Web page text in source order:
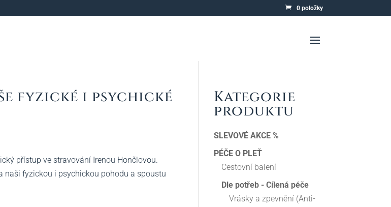
0 položky
fyzické i psychické
přístup ve stravování Irenou Hončlovou.
naši fyzickou i psychickou pohodu a spoustu
Kategorie
produktu
SLEVOVÉ AKCE %
PÉČE O PLEŤ
Cestovní balení
Dle potřeb - Cílená péče
Vrásky a zpevnění (Anti-